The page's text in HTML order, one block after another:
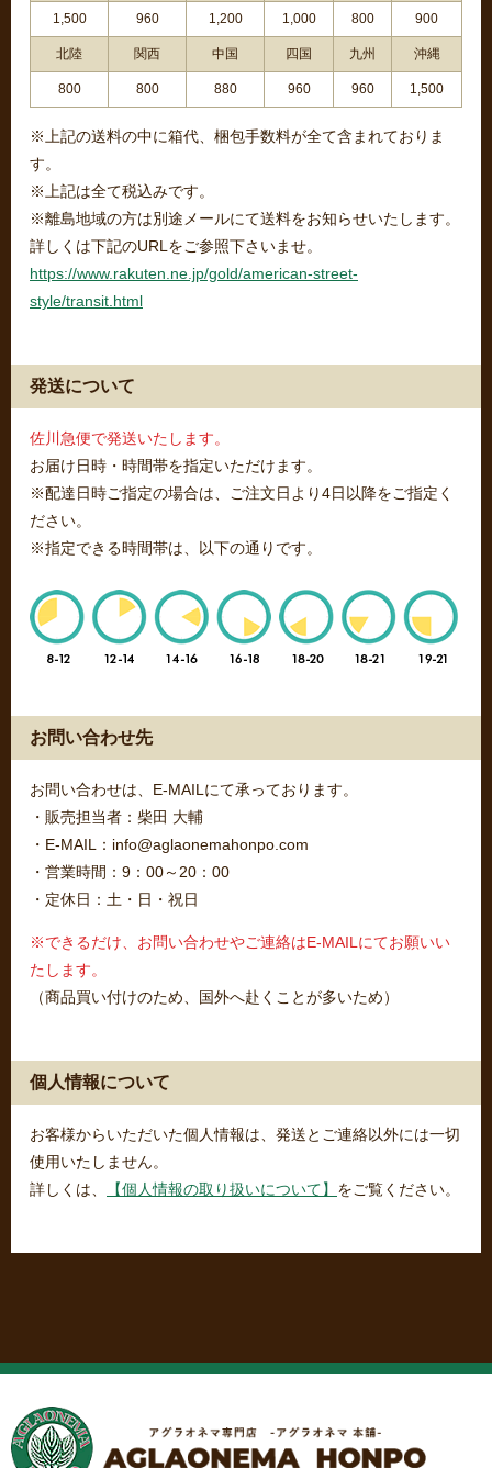
1,500 960 1,200 1,000 800 900
北陸 関西 中国 四国 九州 沖縄
800 800 880 960 960 1,500
※上記の送料の中に箱代、梱包手数料が全て含まれておりま
す。
※上記は全て税込みです。
※離島地域の方は別途メールにて送料をお知らせいたします。
詳しくは下記のURLをご参照下さいませ。
https://www.rakuten.ne.jp/gold/american-street-
style/transit.html
発送について
佐川急便で発送いたします。
お届け日時・時間帯を指定いただけます。
※配達日時ご指定の場合は、ご注文日より4日以降をご指定く
ださい。
※指定できる時間帯は、以下の通りです。
お問い合わせ先
お問い合わせは、E-MAILにて承っております。
・販売担当者：柴田 大輔
・E-MAIL：info@aglaonemahonpo.com
・営業時間：9：00～20：00
・定休日：土・日・祝日
※できるだけ、お問い合わせやご連絡はE-MAILにてお願いい
たします。
（商品買い付けのため、国外へ赴くことが多いため）
個人情報について
お客様からいただいた個人情報は、発送とご連絡以外には一切
使用いたしません。
詳しくは、
【個人情報の取り扱いについて】 をご覧ください。